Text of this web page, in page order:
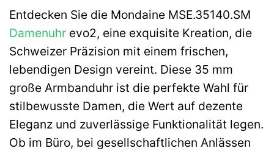
Entdecken Sie die Mondaine MSE.35140.SM
Damenuhr evo2, eine exquisite Kreation, die
Schweizer Präzision mit einem frischen,
lebendigen Design vereint. Diese 35 mm
große Armbanduhr ist die perfekte Wahl für
stilbewusste Damen, die Wert auf dezente
Eleganz und zuverlässige Funktionalität legen.
Ob im Büro, bei gesellschaftlichen Anlässen